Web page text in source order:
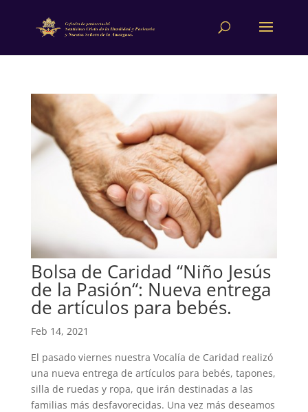
Bolsa de Caridad “Niño Jesús
de la Pasión“: Nueva entrega
de artículos para bebés.
Feb 14, 2021
El pasado viernes nuestra Vocalía de Caridad realizó
una nueva entrega de artículos para bebés, tapones,
silla de ruedas y ropa, que irán destinadas a las
familias más desfavorecidas. Una vez más deseamos